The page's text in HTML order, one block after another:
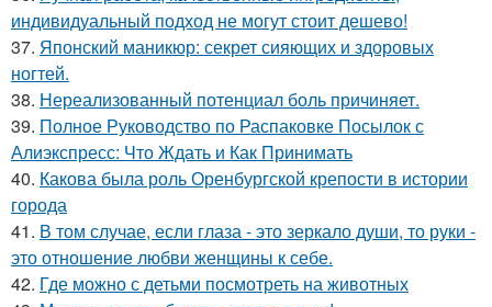
индивидуальный подход не могут стоит дешево!
37. Японский маникюр: секрет сияющих и здоровых
ногтей.
38. Нереализованный потенциал боль причиняет.
39. Полное Руководство по Распаковке Посылок с
Алиэкспресс: Что Ждать и Как Принимать
40. Какова была роль Оренбургской крепости в истории
города
41. В том случае, если глаза - это зеркало души, то руки -
это отношение любви женщины к себе.
42. Где можно с детьми посмотреть на животных